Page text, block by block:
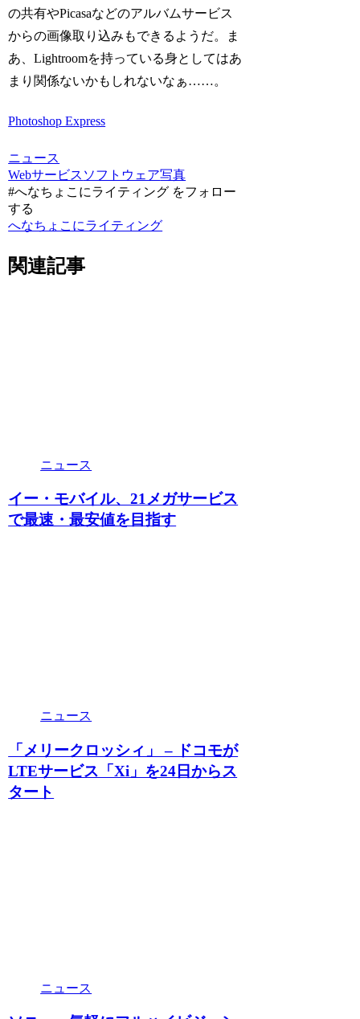
の共有やPicasaなどのアルバムサービス
からの画像取り込みもできるようだ。ま
あ、Lightroomを持っている身としてはあ
まり関係ないかもしれないなぁ……。
Photoshop Express
ニュース
Webサービス ソフトウェア写真
#へなちょこにライティング をフォロー
する
へなちょこにライティング
関連記事
ニュース
イー・モバイル、21メガサービス
で最速・最安値を目指す
ニュース
「メリークロッシィ」 – ドコモが
LTEサービス「Xi」を24日からス
タート
ニュース